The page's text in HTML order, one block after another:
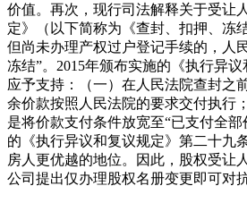
价值。再次，现行司法解释关于受让
定》（以下简称为《查封、扣押、冻
但尚未办理产权过户登记手续的，人
冻结”。2015年颁布实施的《执行异
应予支持：（一）在人民法院查封之
余价款按照人民法院的要求交付执行
是将价款支付条件放宽至“已支付全
的《执行异议和复议规定》第二十九
房人更优越的地位。因此，股权受让
公司提出仅办理股权名册变更即可对